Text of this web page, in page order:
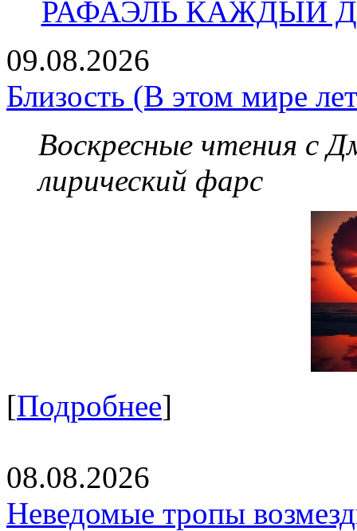
РАФАЭЛЬ КАЖДЫЙ
09.08.2026
Близость (В этом мире
Воскресные чтения с
лирический фарс
[Подробнее]
08.08.2026
Неведомые тропы